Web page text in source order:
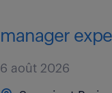
manager
6 août 2026